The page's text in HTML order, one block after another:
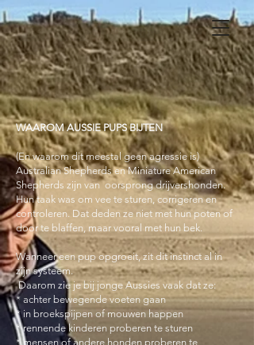
WAAROM AUSSIE PUPS BIJTEN
(En waarom dit meestal geen agressie is)
Australian Shepherds en Miniature American
Shepherds zijn van oorsprong drijvershonden.
Hun taak was om vee te sturen, corrigeren en
controleren. Dat deden ze niet met hun poten of
door te blaffen, maar vooral met hun bek.
Wanneer een pup opgroeit, zit dit instinct al in
zijn systeem.
Daarom zie je bij jonge Aussies vaak dat ze:
* achter bewegende voeten gaan
* in broekspijpen of mouwen happen
* rennende kinderen proberen te sturen
* mensen of andere honden proberen te